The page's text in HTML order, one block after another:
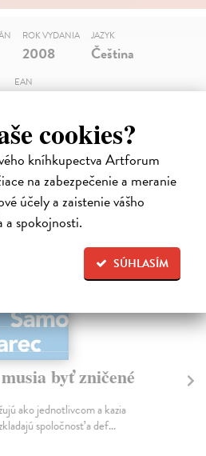
cookies?
kníhkupectva Artforum
na zabezpečenie a meranie
účely a zaistenie vášho
spokojnosti.
SÚHLASÍM
ROK VYDANIA
2008
JAZYK
Čeština
EAN
tituly
na sklade
byť zničené
ako jednotlivcom a kazia
spoločnosť a def...